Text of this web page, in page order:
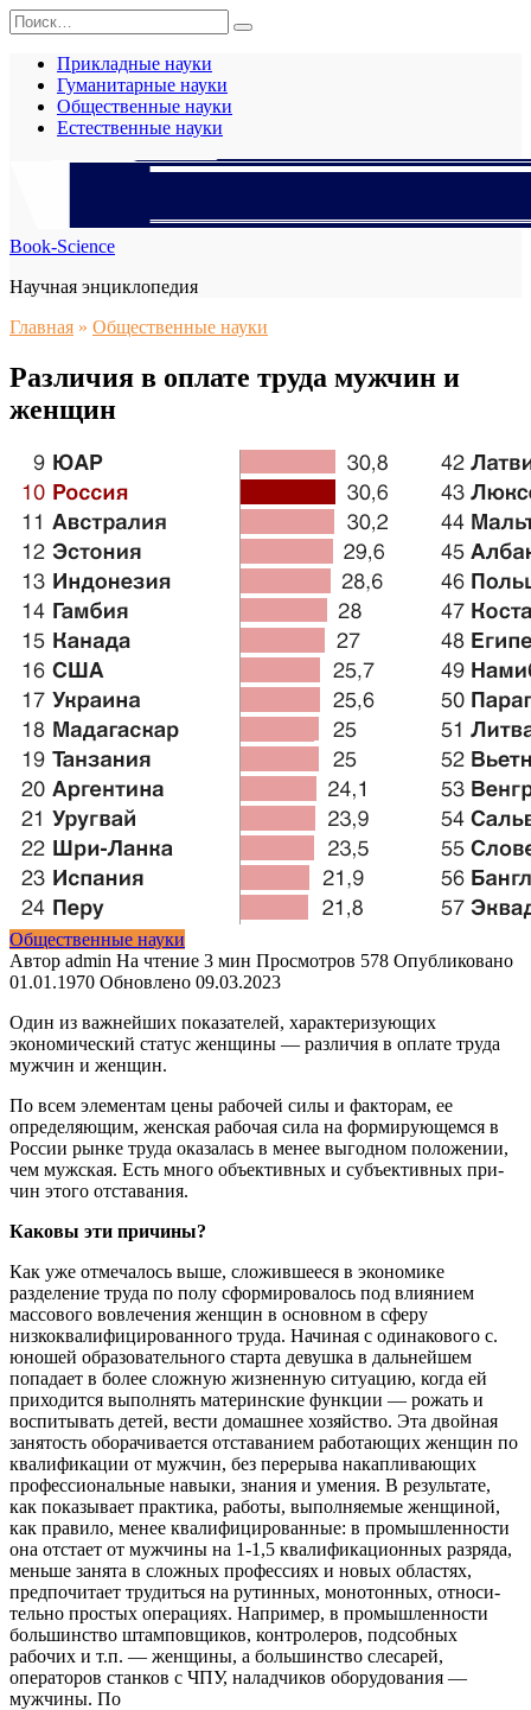
Перейти
к
содержанию
Search
for:
Прикладные науки
Гуманитарные науки
Общественные науки
Естественные науки
Book-Science
Научная энциклопедия
Главная » Общественные науки
Различия в оплате труда мужчин и
женщин
Общественные науки
Автор admin На чтение 3 мин Просмотров 578 Опубликовано
01.01.1970 Обновлено 09.03.2023
Один из важнейших показателей, характеризующих
экономический статус женщины — различия в оплате труда
мужчин и женщин.
По всем элементам цены рабочей силы и факторам, ее
определяющим, женская рабочая сила на формирующемся в
России рынке труда оказалась в менее выгодном положении,
чем мужская. Есть много объективных и субъективных при­
чин этого отставания.
Каковы эти причины?
Как уже отмечалось выше, сложившееся в экономике
разделение труда по полу сформировалось под влиянием
массового вовлечения женщин в основном в сферу
низкоквалифицированного труда. Начиная с одинакового с.
юношей образовательного старта девушка в дальнейшем
попадает в более сложную жиз­ненную ситуацию, когда ей
приходится выполнять материнские функции — рожать и
воспитывать детей, вести домашнее хозяйство. Эта двойная
занятость оборачивается отставанием работающих женщин по
квалификации от мужчин, без перерыва накапливающих
профессиональные навыки, знания и умения. В результате,
как показывает практика, работы, выполняемые женщиной,
как правило, менее квалифицированные: в промышленности
она отстает от мужчины на 1-1,5 квалификационных разряда,
меньше занята в сложных профессиях и новых областях,
предпочитает трудиться на рутинных, монотонных, относи­
тельно простых операциях. Например, в промышленности
большинство штамповщиков, контролеров, подсобных
рабочих и т.п. — женщины, а большинство слесарей,
операторов станков с ЧПУ, наладчиков оборудования —
мужчины. По